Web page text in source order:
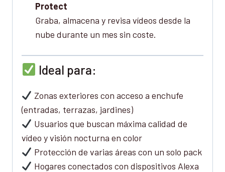
Protect
Graba, almacena y revisa vídeos desde la
nube durante un mes sin coste.
Ideal para:
Zonas exteriores con acceso a enchufe
(entradas, terrazas, jardines)
Usuarios que buscan máxima calidad de
vídeo y visión nocturna en color
Protección de varias áreas con un solo pack
Hogares conectados con dispositivos Alexa